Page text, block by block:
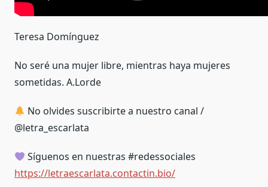
Teresa Domínguez
No seré una mujer libre, mientras haya mujeres
sometidas. A.Lorde
No olvides suscribirte a nuestro canal /
@letra_escarlata
Síguenos en nuestras #redessociales
https://letraescarlata.contactin.bio/